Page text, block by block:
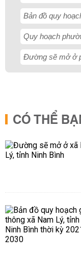
Bản đồ quy
Quy hoạch
Đường sẽ mở ở
CÓ THỂ